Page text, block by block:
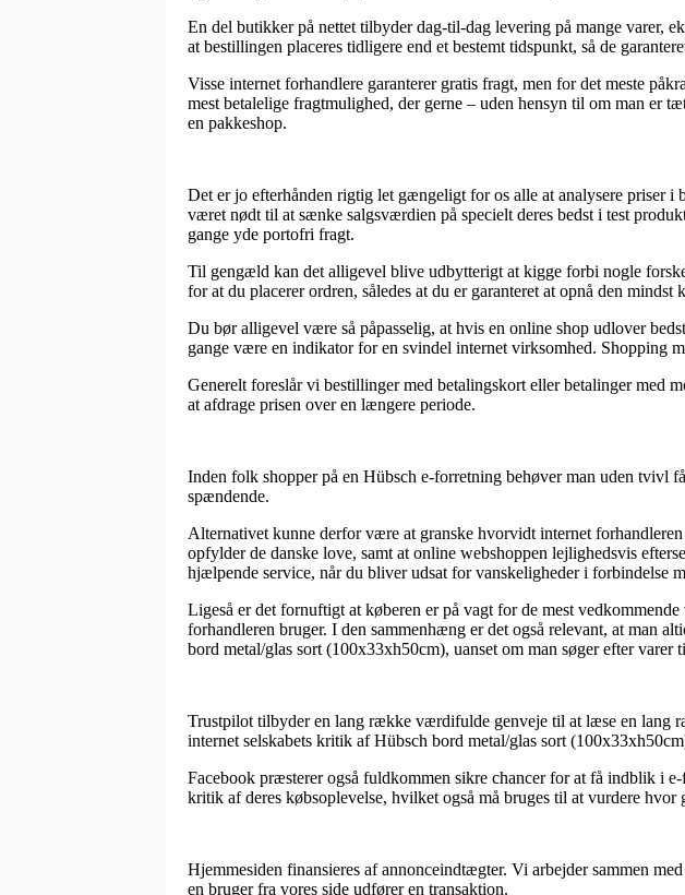
En del butikker på nettet tilbyder dag-til-dag levering på mange varer,
at bestillingen placeres tidligere end et bestemt tidspunkt, så de
Visse internet forhandlere garanterer gratis fragt, men for det meste
mest betalelige fragtmulighed, der gerne – uden hensyn til om man er
en pakkeshop.
Det er jo efterhånden rigtig let gængeligt for os alle at analysere priser
været nødt til at sænke salgsværdien på specielt deres bedst i test
gange yde portofri fragt.
Til gengæld kan det alligevel blive udbytterigt at kigge forbi nogle
for at du placerer ordren, således at du er garanteret at opnå den mindst
Du bør alligevel være så påpasselig, at hvis en online shop udlover
gange være en indikator for en svindel internet virksomhed. Shopping
Generelt foreslår vi bestillinger med betalingskort eller betalinger
at afdrage prisen over en længere periode.
Inden folk shopper på en Hübsch e-forretning behøver man uden tvivl
spændende.
Alternativet kunne derfor være at granske hvorvidt internet
opfylder de danske love, samt at online webshoppen lejlighedsvis
hjælpende service, når du bliver udsat for vanskeligheder i forbindelse
Ligeså er det fornuftigt at køberen er på vagt for de mest
forhandleren bruger. I den sammenhæng er det også relevant, at man
bord metal/glas sort (100x33xh50cm), uanset om man søger efter varer
Trustpilot tilbyder en lang række værdifulde genveje til at læse en lang
internet selskabets kritik af Hübsch bord metal/glas sort
Facebook præsterer også fuldkommen sikre chancer for at få indblik i
kritik af deres købsoplevelse, hvilket også må bruges til at vurdere hvor
Hjemmesiden finansieres af annonceindtægter. Vi arbejder sammen
en bruger fra vores side udfører en transaktion.